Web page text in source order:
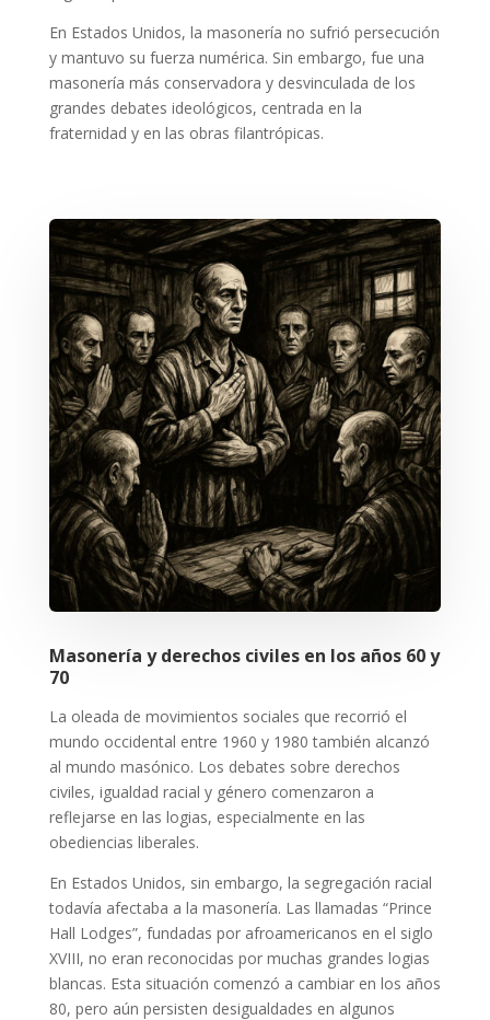
En Estados Unidos, la masonería no sufrió persecución
y mantuvo su fuerza numérica. Sin embargo, fue una
masonería más conservadora y desvinculada de los
grandes debates ideológicos, centrada en la
fraternidad y en las obras filantrópicas.
Masonería y derechos civiles en los años 60 y
70
La oleada de movimientos sociales que recorrió el
mundo occidental entre 1960 y 1980 también alcanzó
al mundo masónico. Los debates sobre derechos
civiles, igualdad racial y género comenzaron a
reflejarse en las logias, especialmente en las
obediencias liberales.
En Estados Unidos, sin embargo, la segregación racial
todavía afectaba a la masonería. Las llamadas “Prince
Hall Lodges”, fundadas por afroamericanos en el siglo
XVIII, no eran reconocidas por muchas grandes logias
blancas. Esta situación comenzó a cambiar en los años
80, pero aún persisten desigualdades en algunos